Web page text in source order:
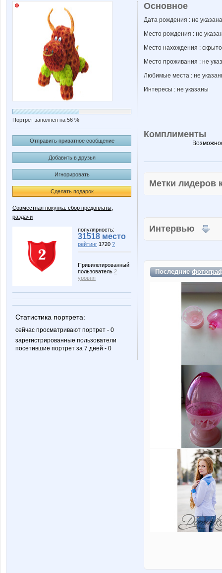
Портрет заполнен на 56 %
Отправить приватное сообщение
Добавить в друзья
Игнорировать
Сделать подарок
Совместная покупка: сбор предоплаты,
раздачи
популярность:
31518 место
рейтинг 1720 ?
Привилегированный
пользователь 2
уровня
Статистика портрета:
сейчас просматривают портрет - 0
зарегистрированные пользователи
посетившие портрет за 7 дней - 0
Основное
Дата рождения : не указана
Место рождения : не
Место нахождения : скрыто
Место проживания : не
Любимые места : не
Интересы : не указаны
Комплименты
Метки
Интервью
Последние